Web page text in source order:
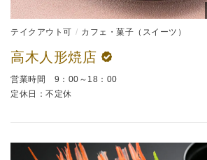
テイクアウト可 カフェ・菓子（スイーツ）
高木人形焼店
営業時間 9：00～18：00
定休日：不定休